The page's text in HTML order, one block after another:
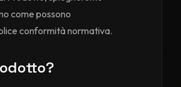
come possono
conformità normativa.